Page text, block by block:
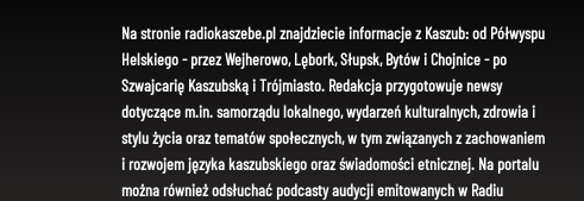
Na stronie radiokaszebe.pl znajdziecie informacje z Kaszub: od Półwyspu
Helskiego - przez Wejherowo, Lębork, Słupsk, Bytów i Chojnice - po
Szwajcarię Kaszubską i Trójmiasto. Redakcja przygotowuje newsy
dotyczące m.in. samorządu lokalnego, wydarzeń kulturalnych, zdrowia i
stylu życia oraz tematów społecznych, w tym związanych z zachowaniem
i rozwojem języka kaszubskiego oraz świadomości etnicznej. Na portalu
można również odsłuchać podcasty audycji emitowanych w Radiu